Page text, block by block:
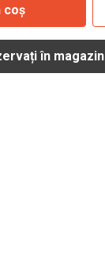
coș
în magazin